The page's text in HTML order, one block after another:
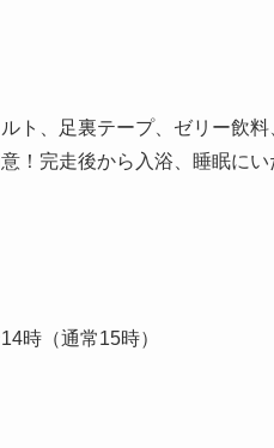
ト、足裏テープ、ゼリー飲
！完走後から入浴、睡眠に
時（通常15時）